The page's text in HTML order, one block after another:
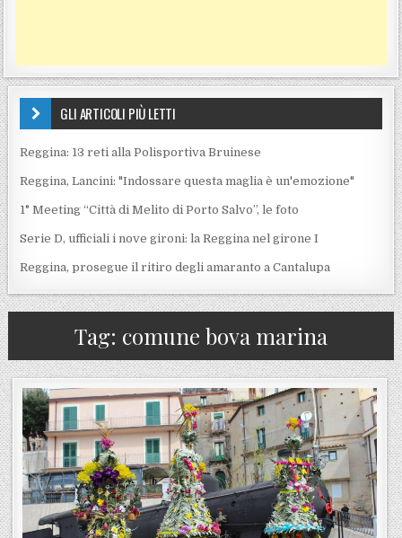
GLI ARTICOLI PIÙ LETTI
Reggina: 13 reti alla Polisportiva Bruinese
Reggina, Lancini: "Indossare questa maglia è un'emozione"
1° Meeting “Città di Melito di Porto Salvo”, le foto
Serie D, ufficiali i nove gironi: la Reggina nel girone I
Reggina, prosegue il ritiro degli amaranto a Cantalupa
Tag: comune bova marina